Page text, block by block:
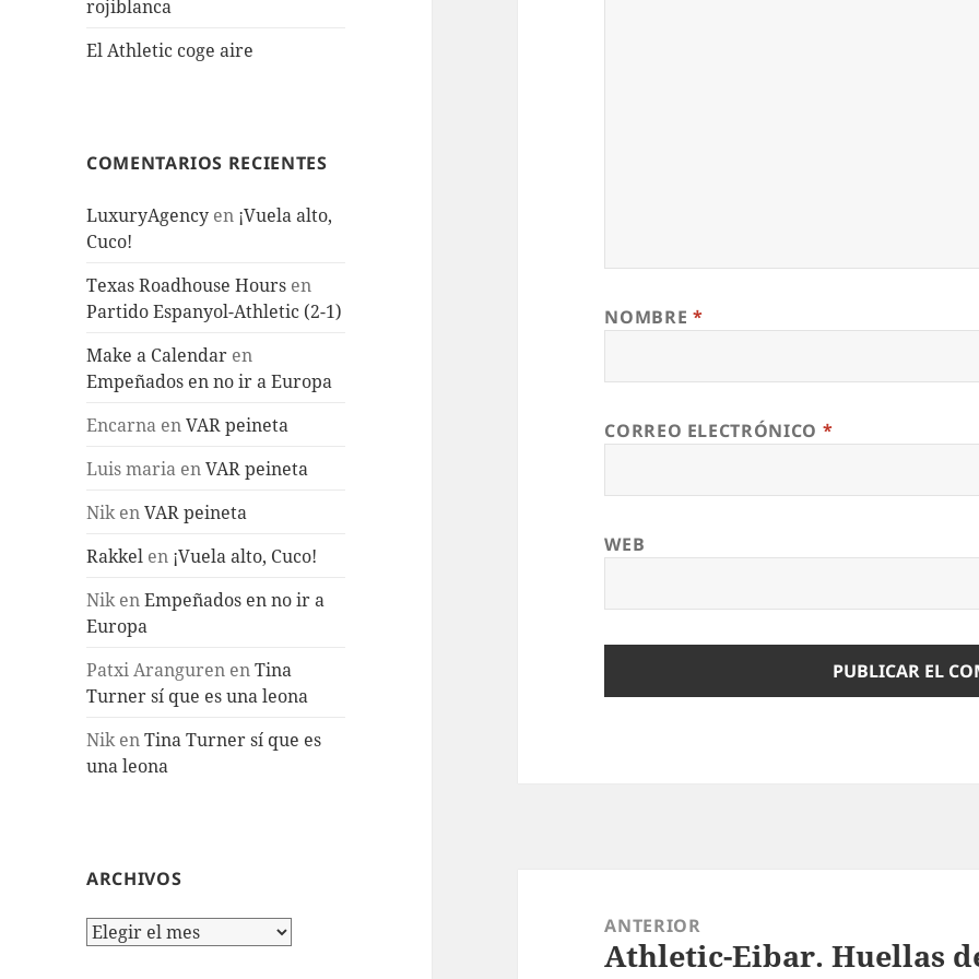
rojiblanca
El Athletic coge aire
COMENTARIOS RECIENTES
LuxuryAgency en ¡Vuela alto,
Cuco!
Texas Roadhouse Hours en
Partido Espanyol-Athletic (2-1)
Make a Calendar en
Empeñados en no ir a Europa
Encarna enVAR peineta
Luis maria enVAR peineta
NikenVAR peineta
Rakkel en ¡Vuela alto, Cuco!
NikenEmpeñados en no ir a
Europa
Patxi Aranguren enTina
Turner sí que es una leona
NikenTina Turner sí que es
una leona
ARCHIVOS
Archivos
NOMBRE *
CORREO ELECTRÓNICO *
WEB
entradas
ANTERIOR
Entrada
Athletic-Eibar. Huellas